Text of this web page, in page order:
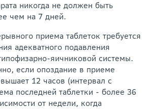
никогда не должен быть
чем на 7 дней.
приема таблеток требуется
адекватного подавления
яичниковой системы.
если опоздание в приеме
12 часов (интервал с
последней таблетки - более 36
от недели, когда